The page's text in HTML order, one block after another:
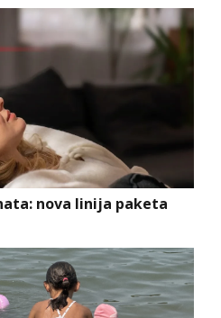
nova linija paketa